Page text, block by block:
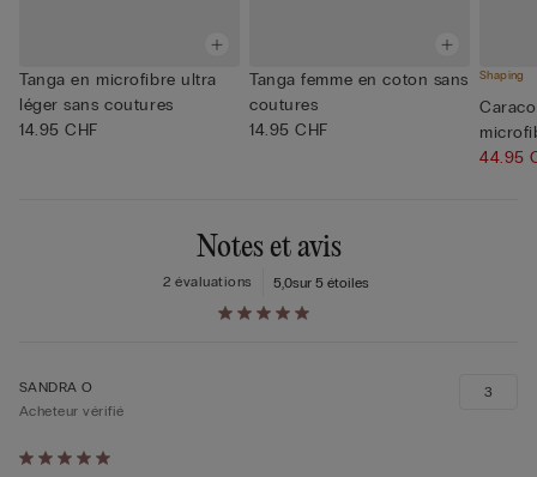
Tanga en microfibre ultra
léger sans coutures
14.95 CHF
Tanga femme en coton sans
coutures
14.95 CHF
Shaping
44.95
Notes et avis
5,0sur 5 étoiles
2 évaluations
Évalué
SANDRA O
Acheteur vérifié
3